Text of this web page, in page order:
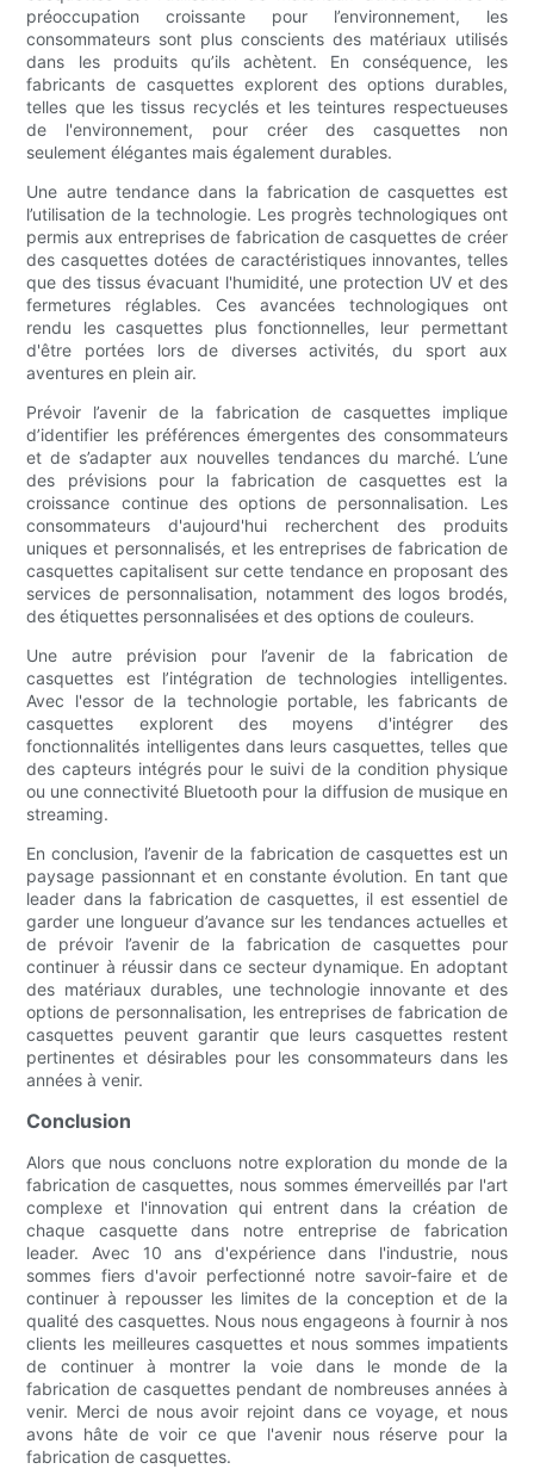
préoccupation croissante pour l’environnement, les
consommateurs sont plus conscients des matériaux utilisés
dans les produits qu’ils achètent. En conséquence, les
fabricants de casquettes explorent des options durables,
telles que les tissus recyclés et les teintures respectueuses
de l'environnement, pour créer des casquettes non
seulement élégantes mais également durables.
Une autre tendance dans la fabrication de casquettes est
l’utilisation de la technologie. Les progrès technologiques ont
permis aux entreprises de fabrication de casquettes de créer
des casquettes dotées de caractéristiques innovantes, telles
que des tissus évacuant l'humidité, une protection UV et des
fermetures réglables. Ces avancées technologiques ont
rendu les casquettes plus fonctionnelles, leur permettant
d'être portées lors de diverses activités, du sport aux
aventures en plein air.
Prévoir l’avenir de la fabrication de casquettes implique
d’identifier les préférences émergentes des consommateurs
et de s’adapter aux nouvelles tendances du marché. L’une
des prévisions pour la fabrication de casquettes est la
croissance continue des options de personnalisation. Les
consommateurs d'aujourd'hui recherchent des produits
uniques et personnalisés, et les entreprises de fabrication de
casquettes capitalisent sur cette tendance en proposant des
services de personnalisation, notamment des logos brodés,
des étiquettes personnalisées et des options de couleurs.
Une autre prévision pour l’avenir de la fabrication de
casquettes est l’intégration de technologies intelligentes.
Avec l'essor de la technologie portable, les fabricants de
casquettes explorent des moyens d'intégrer des
fonctionnalités intelligentes dans leurs casquettes, telles que
des capteurs intégrés pour le suivi de la condition physique
ou une connectivité Bluetooth pour la diffusion de musique en
streaming.
En conclusion, l’avenir de la fabrication de casquettes est un
paysage passionnant et en constante évolution. En tant que
leader dans la fabrication de casquettes, il est essentiel de
garder une longueur d’avance sur les tendances actuelles et
de prévoir l’avenir de la fabrication de casquettes pour
continuer à réussir dans ce secteur dynamique. En adoptant
des matériaux durables, une technologie innovante et des
options de personnalisation, les entreprises de fabrication de
casquettes peuvent garantir que leurs casquettes restent
pertinentes et désirables pour les consommateurs dans les
années à venir.
Conclusion
Alors que nous concluons notre exploration du monde de la
fabrication de casquettes, nous sommes émerveillés par l'art
complexe et l'innovation qui entrent dans la création de
chaque casquette dans notre entreprise de fabrication
leader. Avec 10 ans d'expérience dans l'industrie, nous
sommes fiers d'avoir perfectionné notre savoir-faire et de
continuer à repousser les limites de la conception et de la
qualité des casquettes. Nous nous engageons à fournir à nos
clients les meilleures casquettes et nous sommes impatients
de continuer à montrer la voie dans le monde de la
fabrication de casquettes pendant de nombreuses années à
venir. Merci de nous avoir rejoint dans ce voyage, et nous
avons hâte de voir ce que l'avenir nous réserve pour la
fabrication de casquettes.